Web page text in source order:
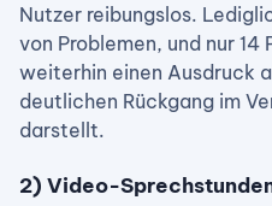
Nutzer reibungslos.
von Problemen, und nur 14
weiterhin einen Ausdruck
deutlichen Rückgang im
darstellt.
2) Video-